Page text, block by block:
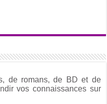
de romans, de BD et de
vos connaissances sur